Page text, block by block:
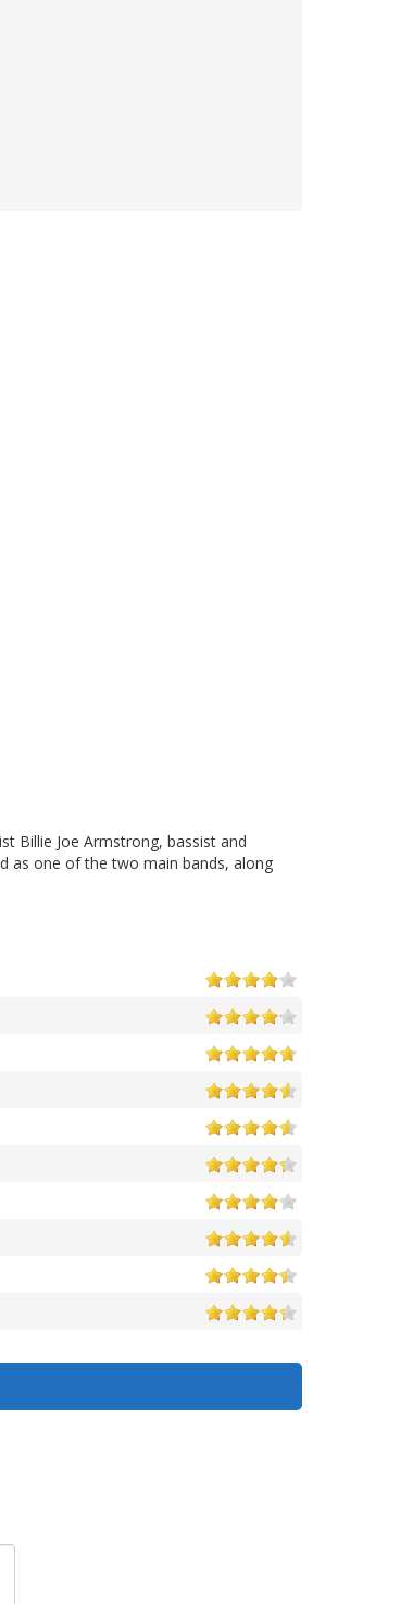
Billie Joe Armstrong, bassist and
as one of the two main bands, along